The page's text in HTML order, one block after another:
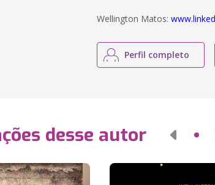
Wellington Matos:
Perfil completo
desse autor